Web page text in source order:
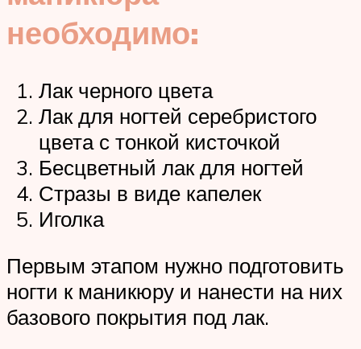
необходимо:
Лак черного цвета
Лак для ногтей серебристого
цвета с тонкой кисточкой
Бесцветный лак для ногтей
Стразы в виде капелек
Иголка
Первым этапом нужно подготовить
ногти к маникюру и нанести на них
базового покрытия под лак.